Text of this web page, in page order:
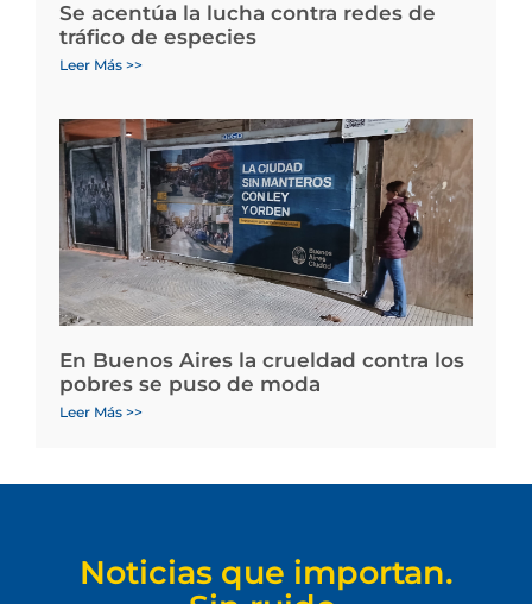
Se acentúa la lucha contra redes de
tráfico de especies
Leer Más >>
En Buenos Aires la crueldad contra los
pobres se puso de moda
Leer Más >>
Noticias que importan.